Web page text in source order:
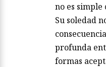
no es
Su soledad
profunda
formas